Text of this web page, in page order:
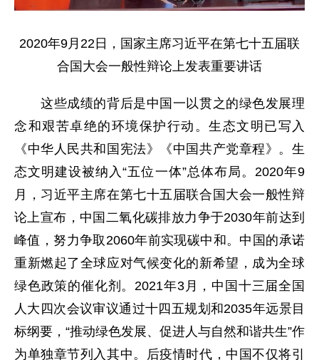
2020年9月22日，国家主席习近平在第七十五届联
合国大会一般性辩论上发表重要讲话
这些成绩的背后是中国一以贯之的绿色发展理
念和艰苦卓绝的环境保护行动。生态文明已写入
《中华人民共和国宪法》《中国共产党章程》。生
态文明建设被纳入“五位一体”总体布局。2020年9
月，习近平主席在第七十五届联合国大会一般性辩
论上宣布，中国二氧化碳排放力争于2030年前达到
峰值，努力争取2060年前实现碳中和。中国的承诺
重新燃起了全球应对气候变化的新希望，成为全球
绿色政策的催化剂。2021年3月，中国十三届全国
人大四次会议审议通过十四五规划和2035年远景目
标纲要，“推动绿色发展、促进人与自然和谐共生”作
为单独章节列入其中。后疫情时代，中国不仅将引